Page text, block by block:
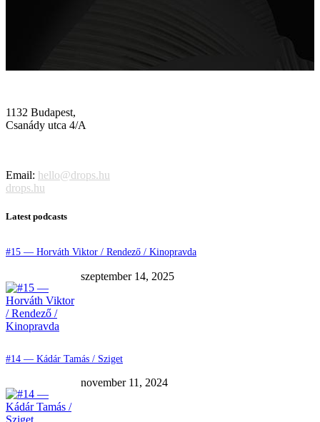
1132 Budapest,
Csanády utca 4/A
Email: hello@drops.hu
drops.hu
Latest podcasts
#15 — Horváth Viktor / Rendező / Kinopravda
szeptember 14, 2025
#14 — Kádár Tamás / Sziget
november 11, 2024